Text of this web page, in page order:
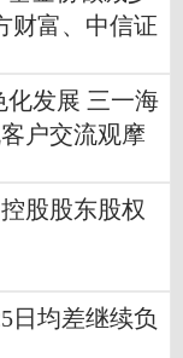
财富、中信证
化发展 三一海
户交流观摩
股股东股权
日均差继续负